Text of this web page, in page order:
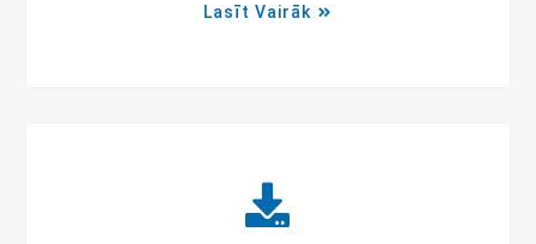
Lasīt Vairāk